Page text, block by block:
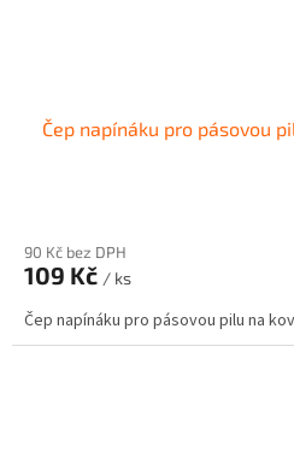
Čep napínáku pro pásovou
90 Kč bez DPH
109 Kč / ks
Čep napínáku pro pásovou pilu na